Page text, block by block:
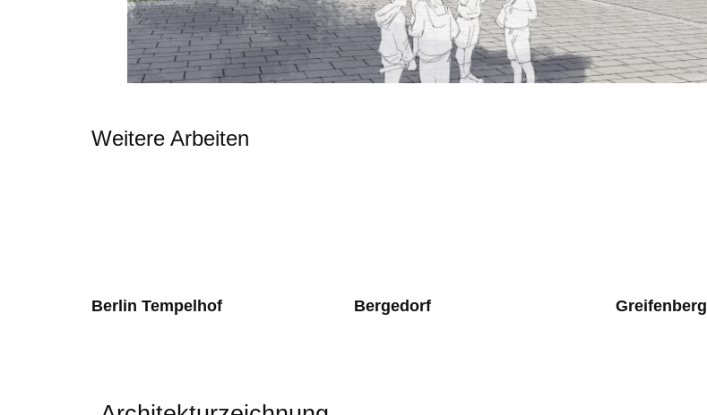
Weitere Arbeiten
Berlin Tempelhof Bergedorf Greifenberg